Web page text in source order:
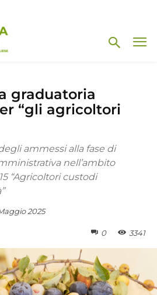
graduatoria
“gli agricoltori
ammessi alla fase di
nell’ambito
“Agricoltori custodi
2025
0 3341